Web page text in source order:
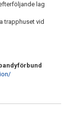
lag
trapphuset vid